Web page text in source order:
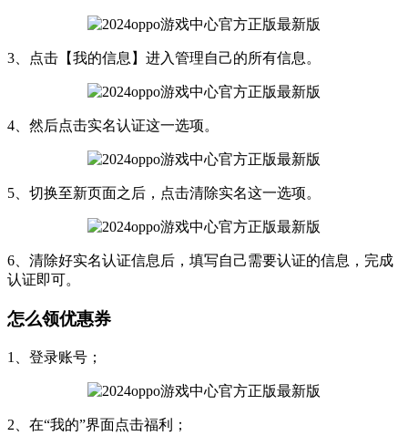
3、点击【我的信息】进入管理自己的所有信息。
4、然后点击实名认证这一选项。
5、切换至新页面之后，点击清除实名这一选项。
6、清除好实名认证信息后，填写自己需要认证的信息，完成
认证即可。
怎么领优惠券
1、登录账号；
2、在“我的”界面点击福利；